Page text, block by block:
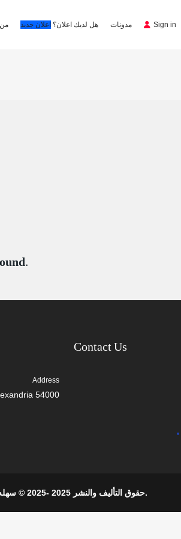
هل لديك اعلان؟ اعلان جديد مدونات Sign in
Contact Us
Address
54000
حقوق التأليف والنشر 2025 -2025 © سهله اونلاين جميع الحقوق محفوظة.